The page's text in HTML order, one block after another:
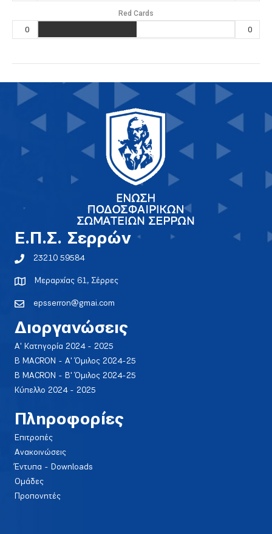
Red Cards
0 0
E.Π.Σ. Σερρών
23210 59584
Μεραρχίας 61, Σέρρες
epsserron@gmai.com
Διοργανώσεις
Α' Κατηγορία 2024 - 2025
Β MACRON - Α' Όμιλος 2024-25
Β MACRON - Β' Όμιλος 2024-25
Κύπελλο 2024 - 2025
Πληροφορίες
Επιτροπές
Ανακοινώσεις
Έντυπα - Downloads
Ομάδες
Προπονητές